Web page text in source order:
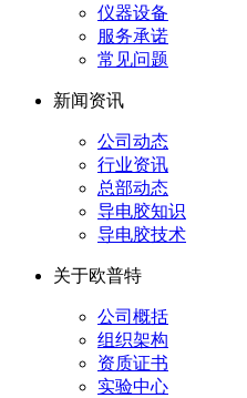
仪器设备
服务承诺
常见问题
新闻资讯
公司动态
行业资讯
总部动态
导电胶知识
导电胶技术
关于欧普特
公司概括
组织架构
资质证书
实验中心